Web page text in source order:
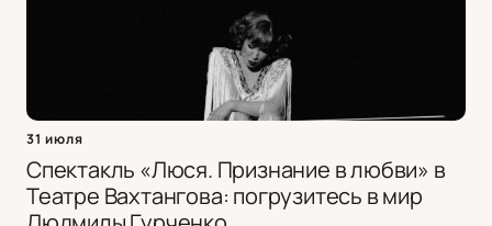
31 июля
Спектакль «Люся. Признание в любви» в
Театре Вахтангова: погрузитесь в мир